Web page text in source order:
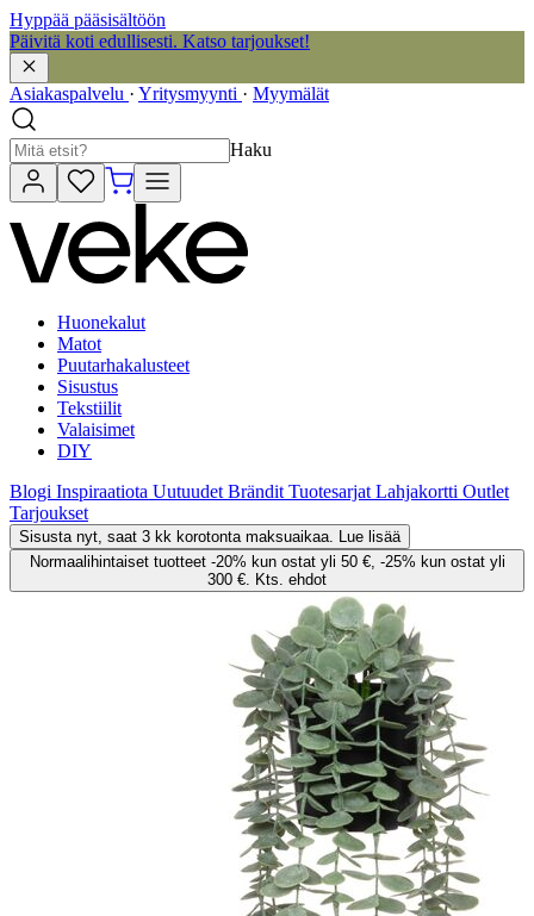
Hyppää pääsisältöön
Päivitä koti edullisesti. Katso tarjoukset!
Asiakaspalvelu · Yritysmyynti · Myymälät
Haku
Huonekalut
Matot
Puutarhakalusteet
Sisustus
Tekstiilit
Valaisimet
DIY
Blogi Inspiraatiota Uutuudet Brändit Tuotesarjat Lahjakortti Outlet
Tarjoukset
Sisusta nyt, saat 3 kk korotonta maksuaikaa. Lue lisää
Normaalihintaiset tuotteet -20% kun ostat yli 50 €, -25% kun ostat yli
300 €. Kts. ehdot